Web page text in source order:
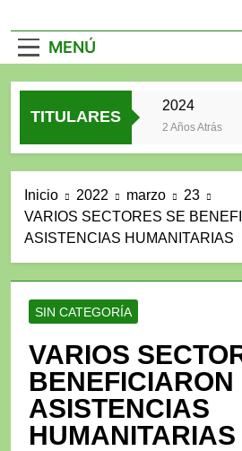
MENÚ
TITULARES
2024
2 Años Atrás
Inicio 2022 marzo
23
VARIOS SECTORES SE
ASISTENCIAS HUMANITARIAS
SIN CATEGORÍA
VARIOS
BENEFICIARON
ASISTENCIAS
HUMANITARIAS